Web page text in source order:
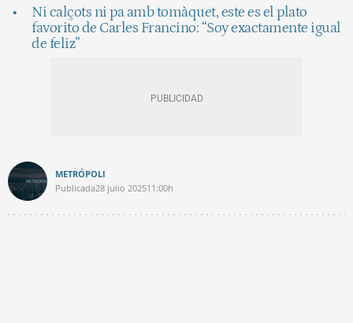
Ni calçots ni pa amb tomàquet, este es el plato
favorito de Carles Francino: “Soy exactamente igual
de feliz”
METRÓPOLI
Publicada28 julio 202511:00h